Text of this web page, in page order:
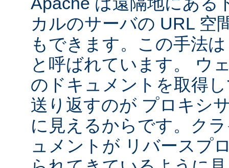
カルのサーバの URL 空
もできます。この手法は
と呼ばれています。 ウ
のドキュメントを取得
送り返すのが プロキシ
に見えるからです。ク
ュメントが リバースプ